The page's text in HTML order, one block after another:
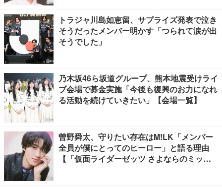
トラジャ川島如恵留、サプライズ発表で泣き
そうだったメンバー明かす「つられて涙が出
そうでした」
乃木坂46ら坂道グループ、熊本地震受けライ
ブ会場で募金実施「今後も復興のお力になれ
る活動を続けていきたい」【会場一覧】
曽野舜太、守りたい存在はM!LK「メンバー
全員が僕にとってのヒーロー」と語る理由
【「仮面ライダーゼッツ さよならのミッシ